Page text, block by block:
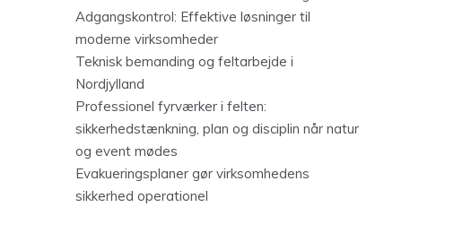
Adgangskontrol: Effektive løsninger til
moderne virksomheder
Teknisk bemanding og feltarbejde i
Nordjylland
Professionel fyrværker i felten:
sikkerhedstænkning, plan og disciplin når natur
og event mødes
Evakueringsplaner gør virksomhedens
sikkerhed operationel